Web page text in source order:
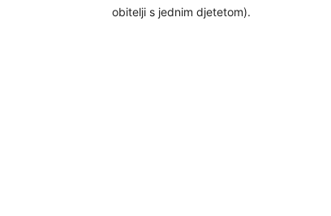
obitelji s jednim djetetom).